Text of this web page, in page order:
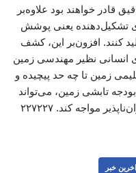
قادر خواهند بود علاوه‌بر
تشکیل‌دهنده یعنی پوشش
کنند. افزون‌بر این، کشف
انسانی نظیر مهندسی زمین
زمین تا چه حد پیچیده و
تابشی زمین، می‌تواند
مواجه کند. ۲۲۷۲۲۷
اخرین خبر